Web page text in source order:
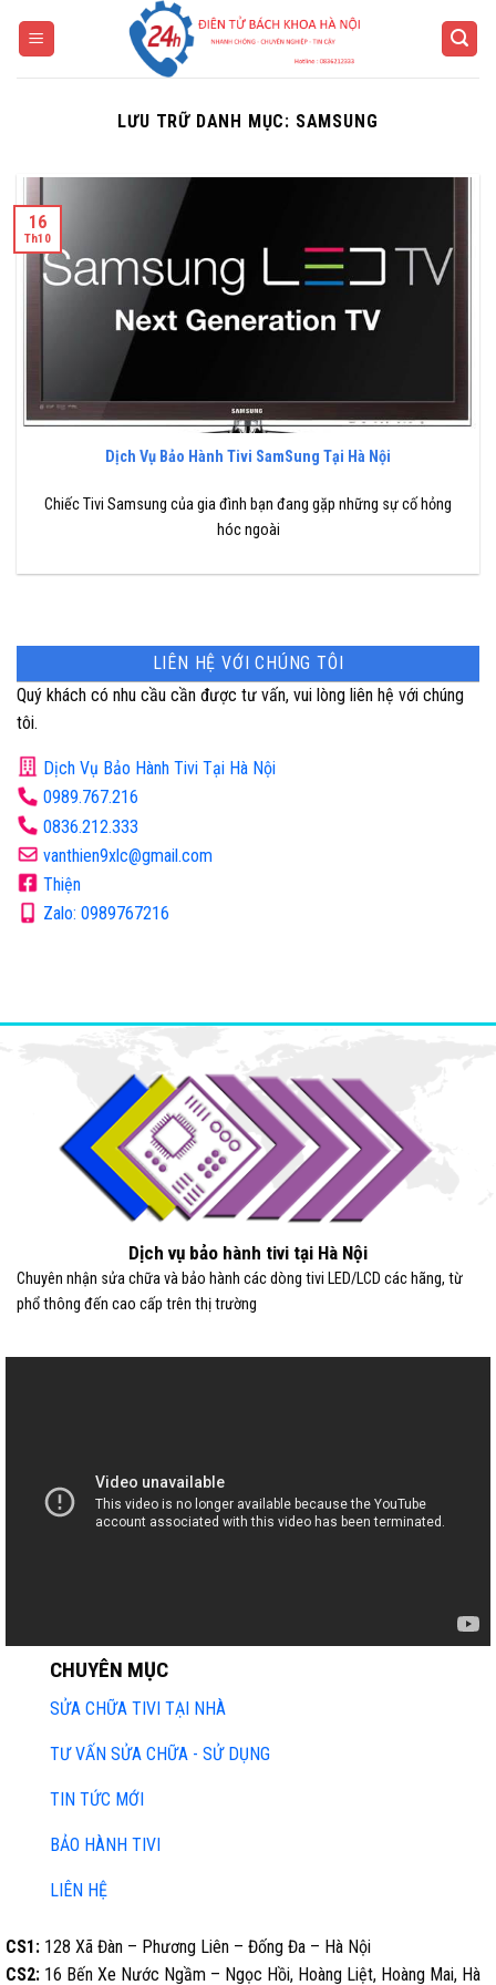
LƯU TRỮ DANH MỤC: SAMSUNG
Dịch Vụ Bảo Hành Tivi SamSung Tại Hà Nội
Chiếc Tivi Samsung của gia đình bạn đang gặp những sự cố hỏng
hóc ngoài
16
Th10
LIÊN HỆ VỚI CHÚNG TÔI
Quý khách có nhu cầu cần được tư vấn, vui lòng liên hệ với chúng
tôi.
Dịch Vụ Bảo Hành Tivi Tại Hà Nội
0989.767.216
0836.212.333
vanthien9xlc@gmail.com
Thiện
Zalo: 0989767216
Dịch vụ bảo hành tivi tại Hà Nội
Chuyên nhận sửa chữa và bảo hành các dòng tivi LED/LCD các hãng, từ
phổ thông đến cao cấp trên thị trường
CHUYÊN MỤC
SỬA CHỮA TIVI TẠI NHÀ
TƯ VẤN SỬA CHỮA - SỬ DỤNG
TIN TỨC MỚI
BẢO HÀNH TIVI
LIÊN HỆ
CS1: 128 Xã Đàn – Phương Liên – Đống Đa – Hà Nội
CS2: 16 Bến Xe Nước Ngầm – Ngọc Hồi, Hoàng Liệt, Hoàng Mai, Hà